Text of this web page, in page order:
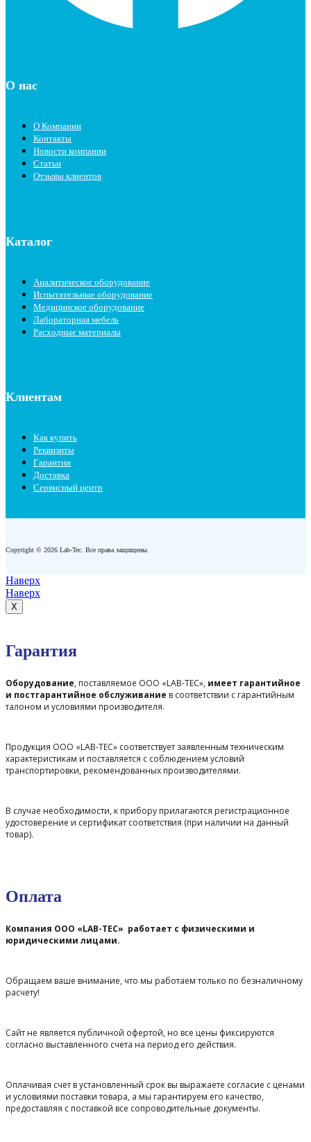
О нас
О Компании
Контакты
Новости компании
Статьи
Отзывы клиентов
Каталог
Аналитическое оборудование
Испытательные оборудование
Медицинское оборудование
Лабораторная мебель
Расходные материалы
Клиентам
Как купить
Реквизиты
Гарантии
Доставка
Сервисный центр
Copyright © 2026 Lab-Tec. Все права защищены.
Наверх
Наверх
X
Гарантия
Оборудование, поставляемое ООО «LAB-TEC», имеет гарантийное
и постгарантийное обслуживание в соответствии с гарантийным
талоном и условиями производителя.
Продукция ООО «LAB-TEC» соответствует заявленным техническим
характеристикам и поставляется с соблюдением условий
транспортировки, рекомендованных производителями.
В случае необходимости, к прибору прилагаются регистрационное
удостоверение и сертификат соответствия (при наличии на данный
товар).
Оплата
Компания ООО «LAB-TEC» работает с физическими и
юридическими лицами.
Обращаем ваше внимание, что мы работаем только по безналичному
расчету!
Сайт не является публичной офертой, но все цены фиксируются
согласно выставленного счета на период его действия.
Оплачивая счет в установленный срок вы выражаете согласие с ценами
и условиями поставки товара, а мы гарантируем его качество,
предоставляя с поставкой все сопроводительные документы.